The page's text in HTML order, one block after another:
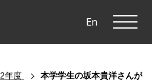
En
年度 本学学生の坂本貴洋さんが